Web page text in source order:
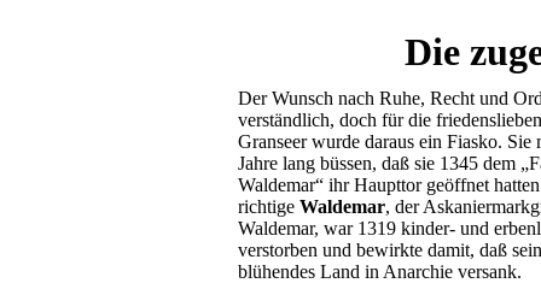
Die
Der Wunsch nach Ruhe, Recht und
verständlich, doch für die
Granseer wurde daraus ein Fiasko. Sie
Jahre lang büssen, daß sie 1345 dem
Waldemar“ ihr Haupttor geöffnet
richtige Waldemar, der
Waldemar, war 1319 kinder- und
verstorben und bewirkte damit, daß
blühendes Land in Anarchie versank.